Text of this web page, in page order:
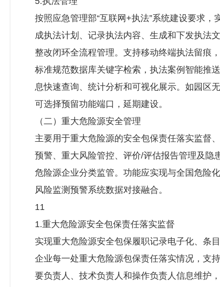
按照应急管理部“互联网+执法”系统建设要求，
成执法计划、记录执法内容、生成和下发执法
整改闭环全流程管理。支持移动终端执法留痕
标准规范数据库关键字检索，执法案例智能推
息快速查询、统计分析和可视化展示。如园区
可选择预留功能端口，延期建设。
（二）重大危险源安全管理
主要用于重大危险源的安全包保责任落实监督
预警、重大风险管控、评价/评估报告管理及隐
危险源企业分类监管。功能应实现与全国危险
风险监测预警系统数据对接融合。
11
1.重大危险源安全包保责任落实监督
实现重大危险源安全包保履职记录电子化、条
企业每一处重大危险源包保责任落实情况，支
要负责人、技术负责人和操作负责人信息维护